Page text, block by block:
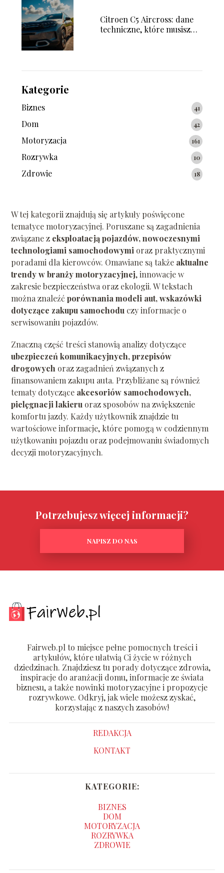
Citroen C5 Aircross: dane
techniczne, które musisz
Kategorie
Biznes 41
Dom 42
Motoryzacja 161
Rozrywka 10
Zdrowie 18
W tej kategorii znajdują się artykuły poświęcone
tematyce motoryzacyjnej. Poruszane są zagadnienia
związane z eksploatacją pojazdów, nowoczesnymi
technologiami samochodowymi oraz praktycznymi
poradami dla kierowców. Omawiane są także aktualne
trendy w branży motoryzacyjnej, innowacje w
zakresie bezpieczeństwa oraz ekologii. W tekstach
można znaleźćporównania modeli aut, wskazówki
dotyczące zakupu samochodu czy informacje o
serwisowaniu pojazdów.
Znaczną część treści stanowią analizy dotyczące
ubezpieczeń komunikacyjnych, przepisów
drogowych oraz zagadnień związanych z
finansowaniem zakupu auta. Przybliżane są również
tematy dotyczące akcesoriów samochodowych,
pielęgnacji lakieru oraz sposobów na zwiększenie
komfortu jazdy. Każdy użytkownik znajdzie tu
wartościowe informacje, które pomogą w codziennym
użytkowaniu pojazdu oraz podejmowaniu świadomych
decyzji motoryzacyjnych.
Potrzebujesz więcej informacji?
NAPISZ DO NAS
Fairweb.pl to miejsce pełne pomocnych treści i
artykułów, które ułatwią Ci życie w różnych
dziedzinach. Znajdziesz tu porady dotyczące zdrowia,
inspiracje do aranżacji domu, informacje ze świata
biznesu, a także nowinki motoryzacyjne i propozycje
rozrywkowe. Odkryj, jak wiele możesz zyskać,
korzystając z naszych zasobów!
REDAKCJA
KONTAKT
KATEGORIE:
BIZNES
DOM
MOTORYZACJA
ROZRYWKA
ZDROWIE